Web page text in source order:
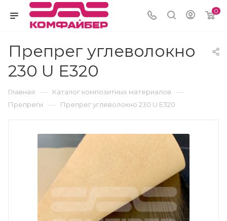
0
Препрег углеволокно
230 U E320
Главная — Каталог композитных материалов —
Препреги — Препрег углеволокно 230 U E320